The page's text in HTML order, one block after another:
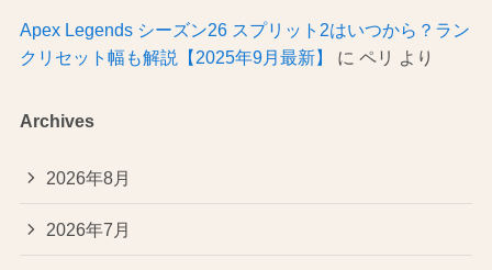
Apex Legends シーズン26 スプリット2はいつから？ラン
クリセット幅も解説【2025年9月最新】
に ペリ より
Archives
2026年8月
2026年7月